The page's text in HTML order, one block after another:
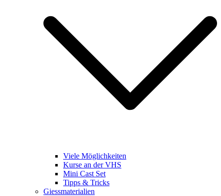
Viele Möglichkeiten
Kurse an der VHS
Mini Cast Set
Tipps & Tricks
Giessmaterialien